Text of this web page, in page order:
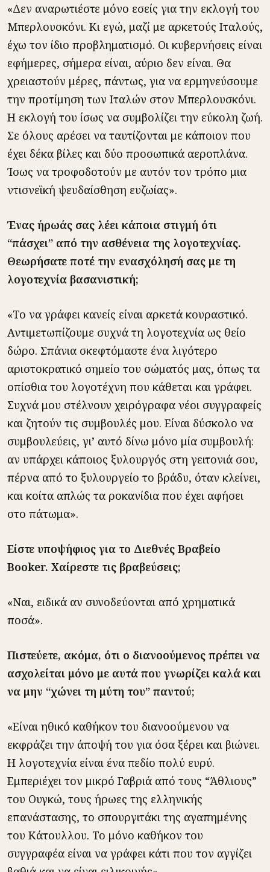
«Δεν αναρωτιέστε μόνο εσείς για την εκλογή του
Μπερλουσκόνι. Κι εγώ, μαζί με αρκετούς Ιταλούς,
έχω τον ίδιο προβληματισμό. Οι κυβερνήσεις είναι
εφήμερες, σήμερα είναι, αύριο δεν είναι. Θα
χρειαστούν μέρες, πάντως, για να ερμηνεύσουμε
την προτίμηση των Ιταλών στον Μπερλουσκόνι.
Η εκλογή του ίσως να συμβολίζει την εύκολη ζωή.
Σε όλους αρέσει να ταυτίζονται με κάποιον που
έχει δέκα βίλες και δύο προσωπικά αεροπλάνα.
Ίσως να τροφοδοτούν με αυτόν τον τρόπο μια
ντισνεϊκή ψευδαίσθηση ευζωίας».
Ένας ήρωάς σας λέει κάποια στιγμή ότι
“πάσχει” από την ασθένεια της λογοτεχνίας.
Θεωρήσατε ποτέ την ενασχόλησή σας με τη
λογοτεχνία βασανιστική;
«Το να γράφει κανείς είναι αρκετά κουραστικό.
Αντιμετωπίζουμε συχνά τη λογοτεχνία ως θείο
δώρο. Σπάνια σκεφτόμαστε ένα λιγότερο
αριστοκρατικό σημείο του σώματός μας, όπως τα
οπίσθια του λογοτέχνη που κάθεται και γράφει.
Συχνά μου στέλνουν χειρόγραφα νέοι συγγραφείς
και ζητούν τις συμβουλές μου. Είναι δύσκολο να
συμβουλεύεις, γι’ αυτό δίνω μόνο μία συμβουλή:
αν υπάρχει κάποιος ξυλουργός στη γειτονιά σου,
πέρνα από το ξυλουργείο το βράδυ, όταν κλείνει,
και κοίτα απλώς τα ροκανίδια που έχει αφήσει
στο πάτωμα».
Είστε υποψήφιος για το Διεθνές Βραβείο
Booker. Χαίρεστε τις βραβεύσεις;
«Ναι, ειδικά αν συνοδεύονται από χρηματικά
ποσά».
Πιστεύετε, ακόμα, ότι ο διανοούμενος πρέπει να
ασχολείται μόνο με αυτά που γνωρίζει καλά και
να μην “χώνει τη μύτη του” παντού;
«Είναι ηθικό καθήκον του διανοούμενου να
εκφράζει την άποψή του για όσα ξέρει και βιώνει.
Η λογοτεχνία είναι ένα πεδίο πολύ ευρύ.
Εμπεριέχει τον μικρό Γαβριά από τους “Άθλιους”
του Ουγκώ, τους ήρωες της ελληνικής
επανάστασης, το σπουργιτάκι της αγαπημένης
του Κάτουλλου. Το μόνο καθήκον του
συγγραφέα είναι να γράφει κάτι που τον αγγίζει